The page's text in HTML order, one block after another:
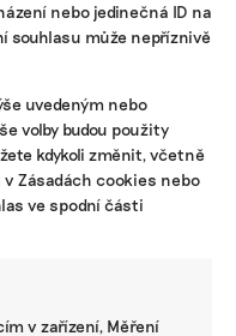
nebo jedinečná ID na
souhlasu může nepříznivě
uvedeným nebo
volby budou použity
kdykoli změnit, včetně
Zásadách cookies nebo
ve spodní části
v zařízení, Měření
i komunitní sdílení.
tebe v Uherském
týden